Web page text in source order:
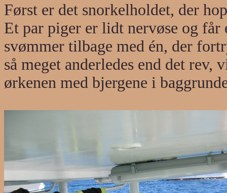
Først er det snorkelholdet, der
Et par piger er lidt nervøse og får
svømmer tilbage med én, der
så meget anderledes end det
ørkenen med bjergene i